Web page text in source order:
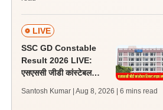
LIVE
SSC GD Constable
Result 2026 LIVE:
एसएससी जीडी कांस्टेबल
लेटेस्ट अपडेट, स्कोरकार्ड लिंक
Santosh Kumar | Aug 8, 2026 | 6 mins read